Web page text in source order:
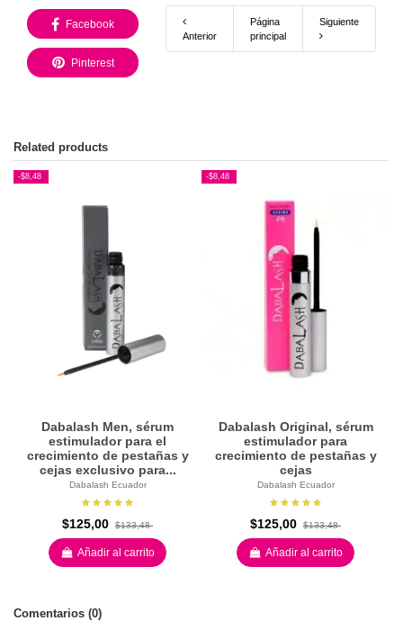
Facebook
Pinterest
Anterior
Página
principal
Siguiente
Related products
-$8,48
Dabalash Men, sérum
estimulador para el
crecimiento de pestañas y
cejas exclusivo para...
Dabalash Ecuador
$125,00 $133,48
Añadir al carrito
-$8,48
Dabalash Original, sérum
estimulador para
crecimiento de pestañas y
cejas
Dabalash Ecuador
$125,00 $133,48
Añadir al carrito
Comentarios (0)